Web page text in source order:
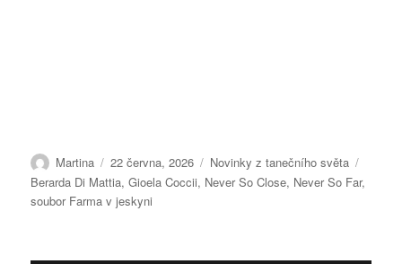
Autor:
Martina Publikováno:
22 června, 2026 Rubriky:
Novinky z tanečního světa
Berarda Di Mattia,Gioela Coccii, Never So Close, Never So Far,
soubor Farma v jeskyni